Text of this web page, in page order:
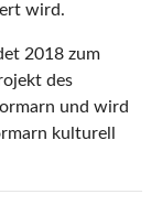
wird.
2018 zum
des
und wird
kulturell